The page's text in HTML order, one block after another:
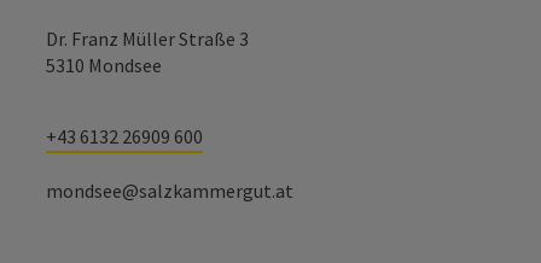
Dr. Franz Müller Straße 3
5310 Mondsee
+43 6132 26909 600
mondsee@salzkammergut.at